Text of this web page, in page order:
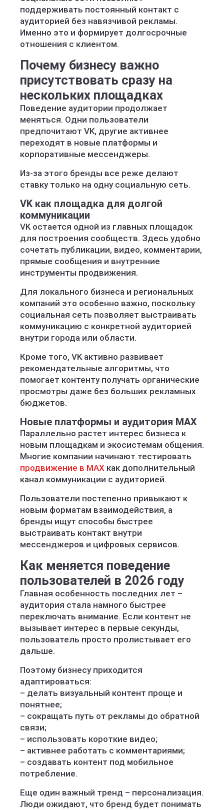
поддерживать постоянный контакт с
аудиторией без навязчивой рекламы.
Именно это и формирует долгосрочные
отношения с клиентом.
Почему бизнесу важно
присутствовать сразу на
нескольких площадках
Поведение аудитории продолжает
меняться. Одни пользователи
предпочитают VK, другие активнее
переходят в новые платформы и
корпоративные мессенджеры.
Из-за этого бренды все реже делают
ставку только на одну социальную сеть.
VK как площадка для долгой
коммуникации
VK остается одной из главных площадок
для построения сообществ. Здесь удобно
сочетать публикации, видео, комментарии,
прямые сообщения и внутренние
инструменты продвижения.
Для локального бизнеса и региональных
компаний это особенно важно, поскольку
социальная сеть позволяет выстраивать
коммуникацию с конкретной аудиторией
внутри города или области.
Кроме того, VK активно развивает
рекомендательные алгоритмы, что
помогает контенту получать органические
просмотры даже без больших рекламных
бюджетов.
Новые платформы и аудитория MAX
Параллельно растет интерес бизнеса к
новым площадкам и экосистемам общения.
Многие компании начинают тестировать
продвижение в MAX как дополнительный
канал коммуникации с аудиторией.
Пользователи постепенно привыкают к
новым форматам взаимодействия, а
бренды ищут способы быстрее
выстраивать контакт внутри
мессенджеров и цифровых сервисов.
Как меняется поведение
пользователей в 2026 году
Главная особенность последних лет –
аудитория стала намного быстрее
переключать внимание. Если контент не
вызывает интерес в первые секунды,
пользователь просто пролистывает его
дальше.
Поэтому бизнесу приходится
адаптироваться:
– делать визуальный контент проще и
понятнее;
– сокращать путь от рекламы до обратной
связи;
– использовать короткие видео;
– активнее работать с комментариями;
– создавать контент под мобильное
потребление.
Еще один важный тренд – персонализация.
Люди ожидают, что бренд будет понимать